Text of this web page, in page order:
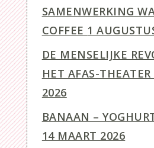
SAMENWERKING
COFFEE 1
DE MENSELIJKE
HET AFAS-THEATER
2026
BANAAN –
14 MAART 2026